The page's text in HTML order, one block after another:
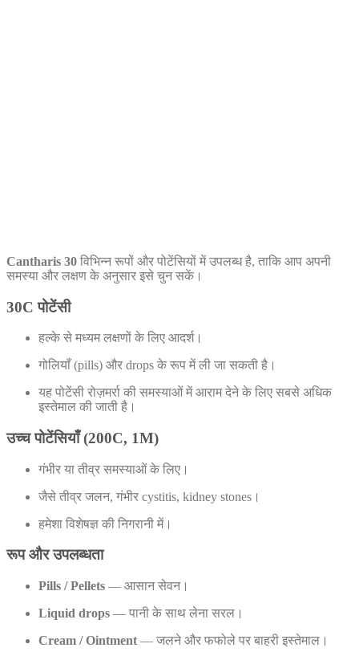
Cantharis 30 विभिन्न रूपों और पोटेंसियों में उपलब्ध है, ताकि आप अपनी
समस्या और लक्षण के अनुसार इसे चुन सकें।
30C पोटेंसी
हल्के से मध्यम लक्षणों के लिए आदर्श।
गोलियाँ (pills) और drops के रूप में ली जा सकती है।
यह पोटेंसी रोज़मर्रा की समस्याओं में आराम देने के लिए सबसे अधिक
इस्तेमाल की जाती है।
उच्च पोटेंसियाँ (200C, 1M)
गंभीर या तीव्र समस्याओं के लिए।
जैसे तीव्र जलन, गंभीर cystitis, kidney stones।
हमेशा विशेषज्ञ की निगरानी में।
रूप और उपलब्धता
Pills / Pellets — आसान सेवन।
Liquid drops — पानी के साथ लेना सरल।
Cream / Ointment — जलने और फफोले पर बाहरी इस्तेमाल।